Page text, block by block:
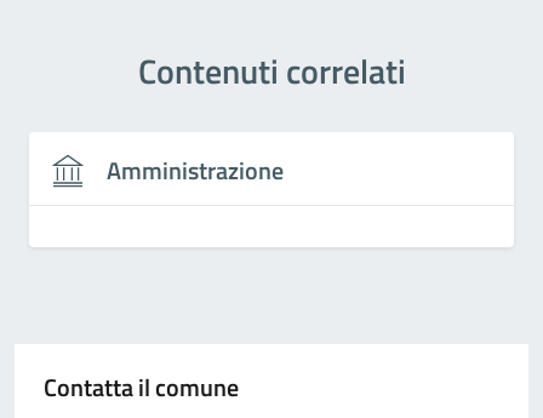
Contenuti correlati
Amministrazione
Contatta il comune